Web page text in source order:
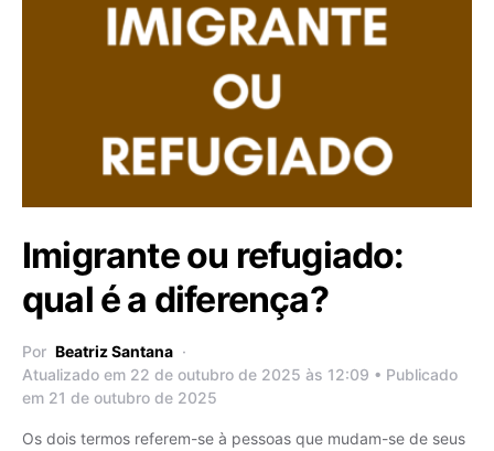
Imigrante ou refugiado:
qual é a diferença?
Por Beatriz Santana
Atualizado em 22 de outubro de 2025 às 12:09 • Publicado
em 21 de outubro de 2025
Os dois termos referem-se à pessoas que mudam-se de seus